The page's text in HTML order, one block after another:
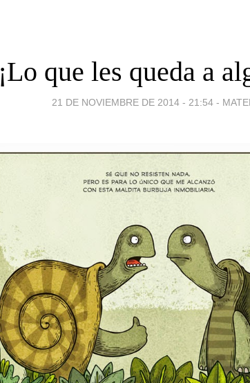
¡Lo que les queda a
21 DE NOVIEMBRE DE 2014 - 21:54 -